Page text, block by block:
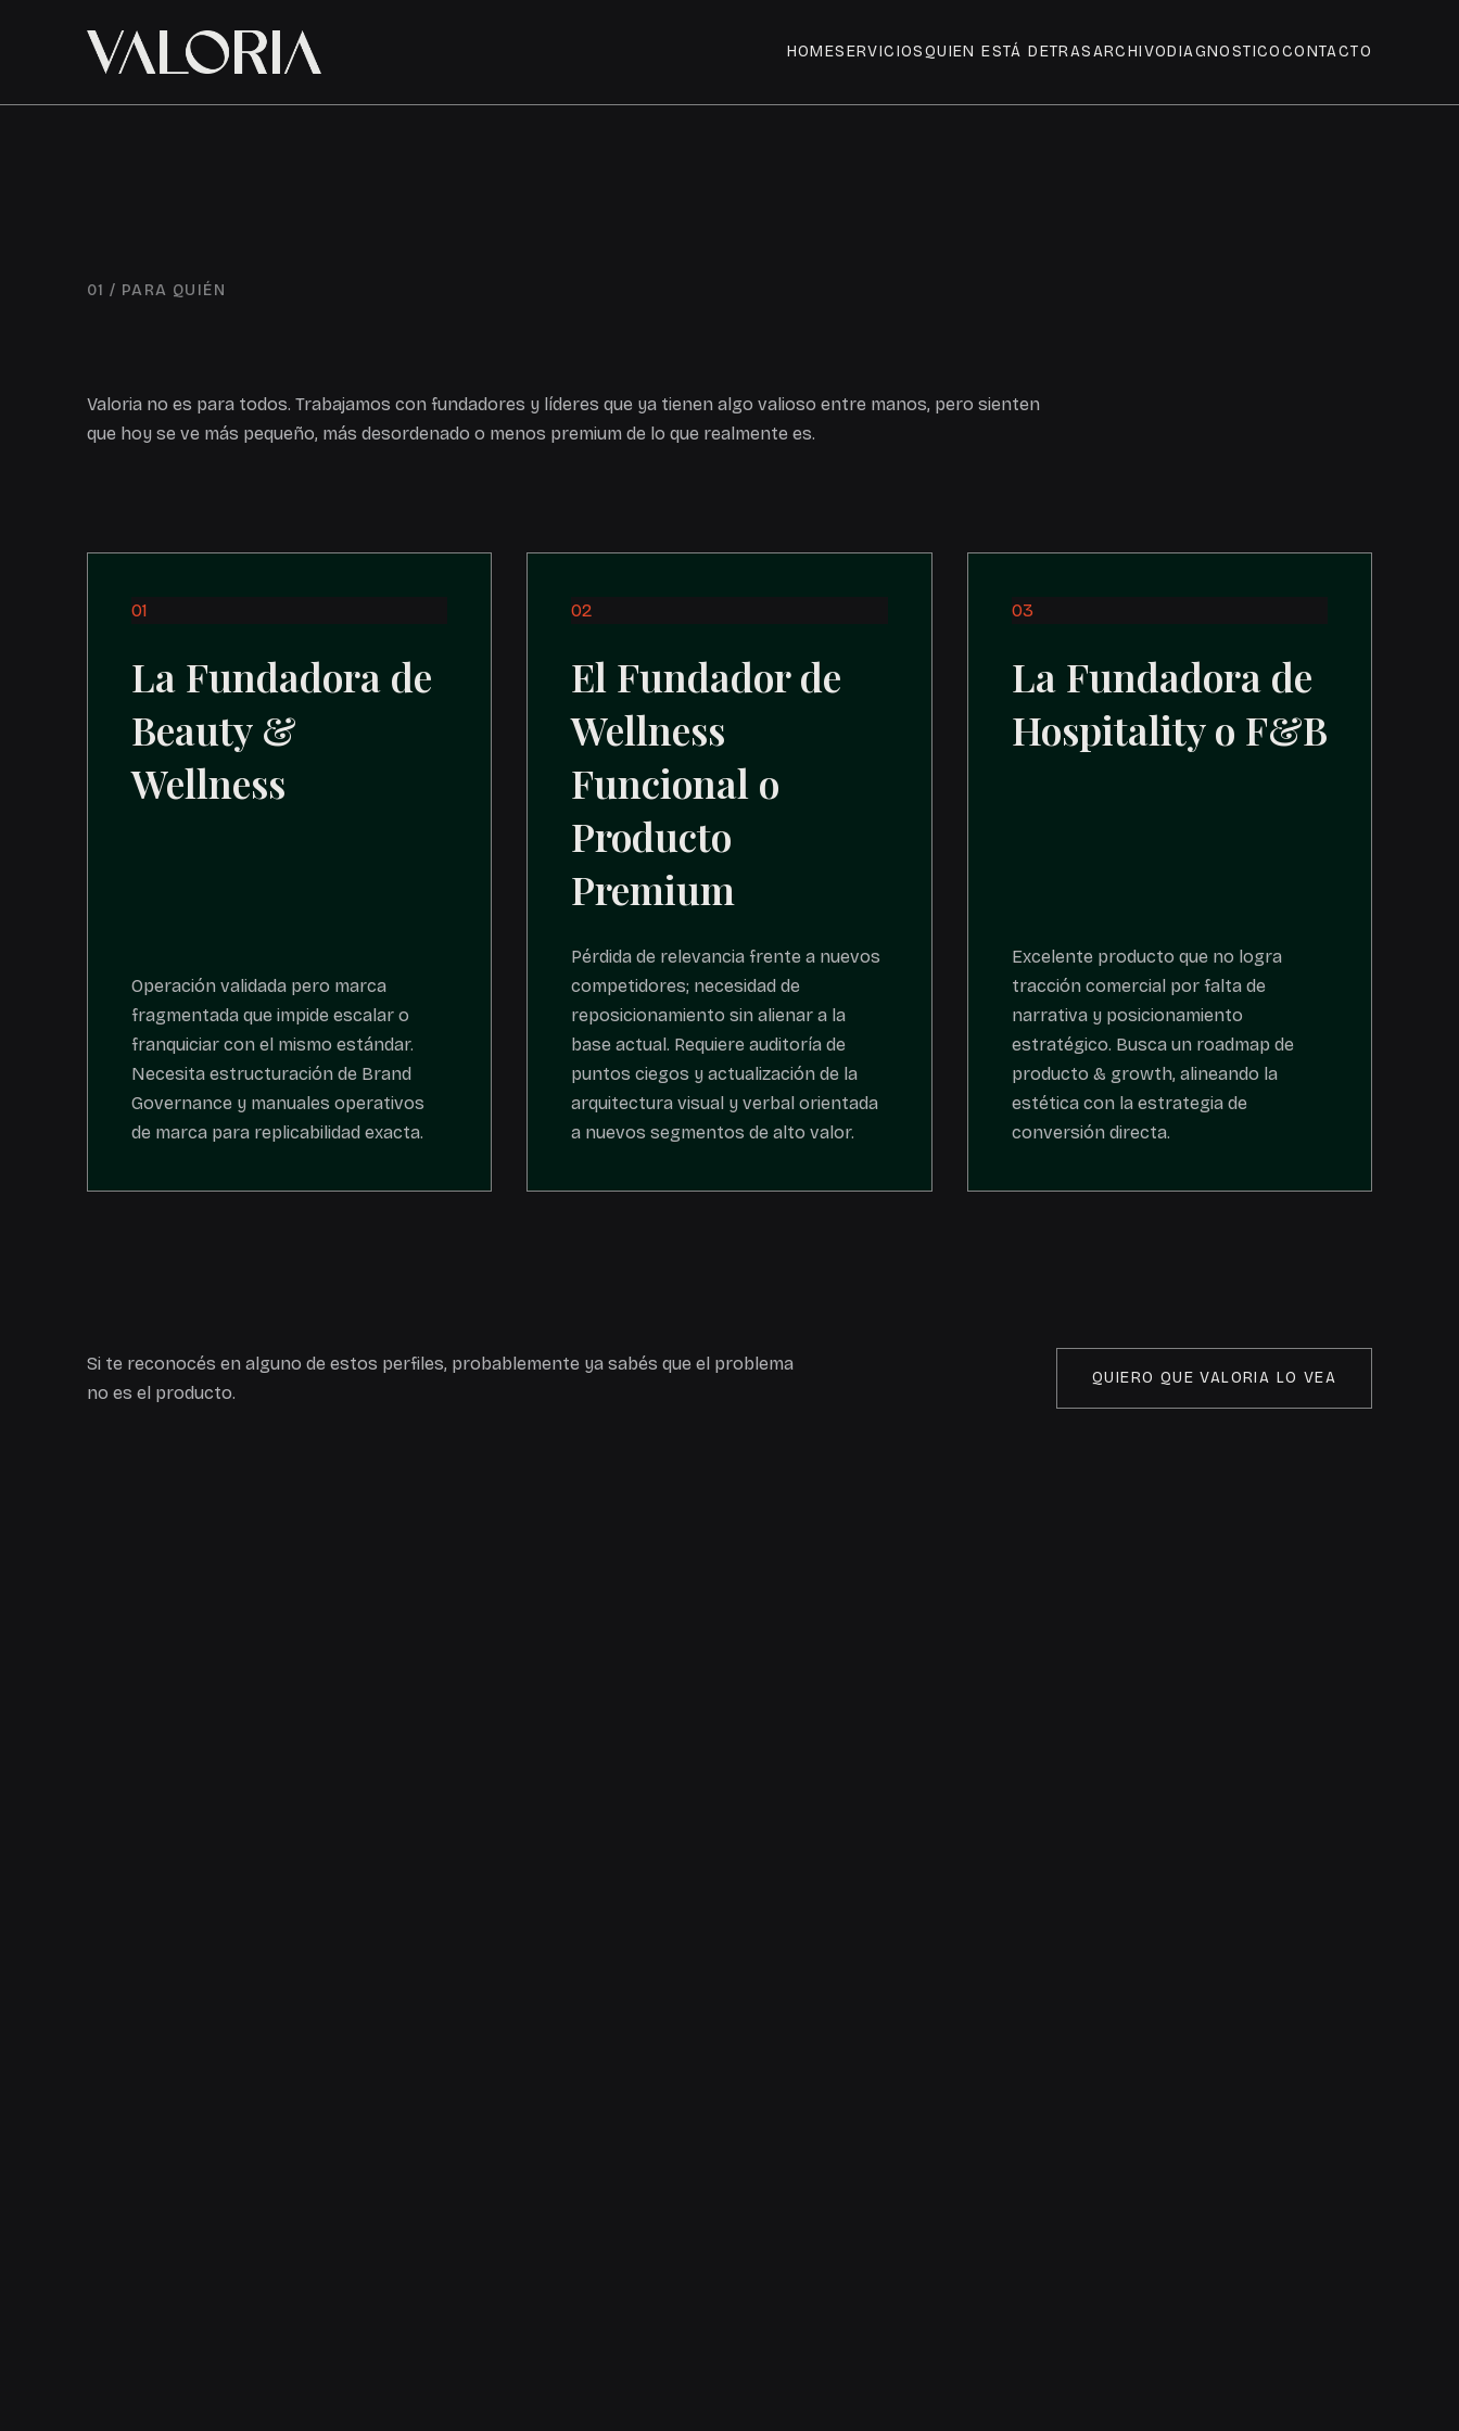
HOMESERVICIOSQUIEN ESTÁ DETRASARCHIVODIAGNOSTICOCONTACTO
01 / PARA QUIÉN
Valoria no es para todos. Trabajamos con fundadores y líderes que ya tienen algo valioso entre manos, pero sienten
que hoy se ve más pequeño, más desordenado o menos premium de lo que realmente es.
01
La Fundadora de
Beauty &
Wellness
Operación validada pero marca
fragmentada que impide escalar o
franquiciar con el mismo estándar.
Necesita estructuración de Brand
Governance y manuales operativos
de marca para replicabilidad exacta.
02
El Fundador de
Wellness
Funcional o
Producto
Premium
Pérdida de relevancia frente a nuevos
competidores; necesidad de
reposicionamiento sin alienar a la
base actual. Requiere auditoría de
puntos ciegos y actualización de la
arquitectura visual y verbal orientada
a nuevos segmentos de alto valor.
03
La Fundadora de
Hospitality o F&B
Excelente producto que no logra
tracción comercial por falta de
narrativa y posicionamiento
estratégico. Busca un roadmap de
producto & growth, alineando la
estética con la estrategia de
conversión directa.
Si te reconocés en alguno de estos perfiles, probablemente ya sabés que el problema
no es el producto.
QUIERO QUE VALORIA LO VEA